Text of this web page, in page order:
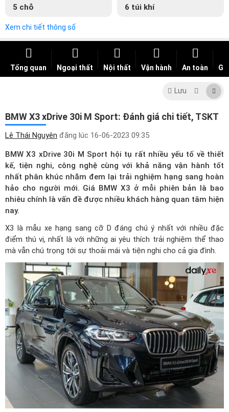
5 chỗ 6 túi khí
Xem chi tiết thông số
Tổng quan Ngoại thất Nội thất Vận hành An toàn
Lưu
BMW X3 xDrive 30i M Sport: Đánh giá chi tiết, TSKT
Lê Thái Nguyên đăng lúc 16-06-2023 09:35
BMW X3 xDrive 30i M Sport hội tụ rất nhiều yếu tố về thiết
kế, tiện nghi, công nghệ cùng với khả năng vận hành tốt
nhất phân khúc nhằm đem lại trải nghiệm hạng sang hoàn
hảo cho người mới. Giá BMW X3 ở mỗi phiên bản là bao
nhiêu chính là vấn đề được nhiều khách hàng quan tâm hiện
nay.
X3 là mẫu xe hạng sang cỡ D đáng chú ý nhất với nhiều đặc
điểm thú vị, nhất là với những ai yêu thích trải nghiệm thể thao
mà vẫn chú trọng tới sự thoải mái và tiện nghi cho cả gia đình.